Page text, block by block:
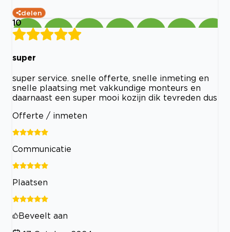
delen
10
super
super service. snelle offerte, snelle inmeting en
snelle plaatsing met vakkundige monteurs en
daarnaast een super mooi kozijn dik tevreden dus
Offerte / inmeten
Communicatie
Plaatsen
Beveelt aan